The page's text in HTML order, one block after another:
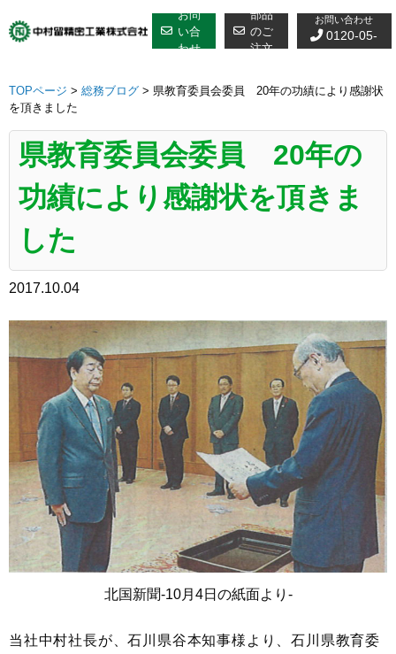
to
お問
い合
わせ
部品
のご
注文
お問い合わせ
0120-05-
TOPページ > 総務ブログ > 県教育委員会委員 20年の功績により感謝状
を頂きました
県教育委員会委員 20年の
功績により感謝状を頂きま
した
2017.10.04
北国新聞-10月4日の紙面より-
当社中村社長が、石川県谷本知事様より、石川県教育委